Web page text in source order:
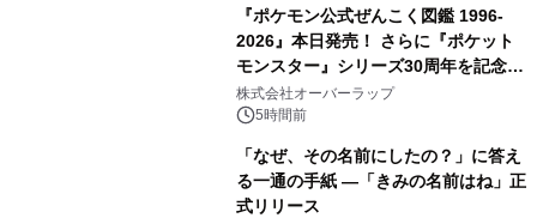
『ポケモン公式ぜんこく図鑑 1996-
2026』本日発売！ さらに『ポケット
モンスター』シリーズ30周年を記念し
た画集『ポケットモンスター ビジュア
ルアートブック』の発売決定！ 2026
株式会社オーバーラップ
5時間前
「なぜ、その名前にしたの？」に答え
る一通の手紙 ―「きみの名前はね」正
式リリース